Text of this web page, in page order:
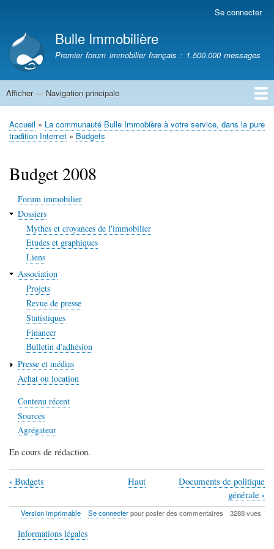
contenu
principal
compte
de
l'utilisateur
Se connecter
Bulle Immobilière
Premier forum immobilier français : 1.500.000 messages
Navigation
Afficher — Navigation principale
Accueil
Fil
Accueil
La communauté Bulle Immobière à votre service, dans la pure
tradition Internet
Budgets
Budget 2008
Forum immobilier
Dossiers
Mythes et croyances de l'immobilier
Etudes et graphiques
Liens
Association
Projets
Revue de presse
Statistiques
Financer
Bulletin d'adhésion
Presse et médias
Achat ou location
Contenu récent
Sources
Agrégateur
En cours de rédaction.
Liens
transversaux
de
livre
‹ Budgets Haut
Documents de politique
générale ›
Version imprimable Se connecterpour poster des commentaires 3288 vues
Informations légales